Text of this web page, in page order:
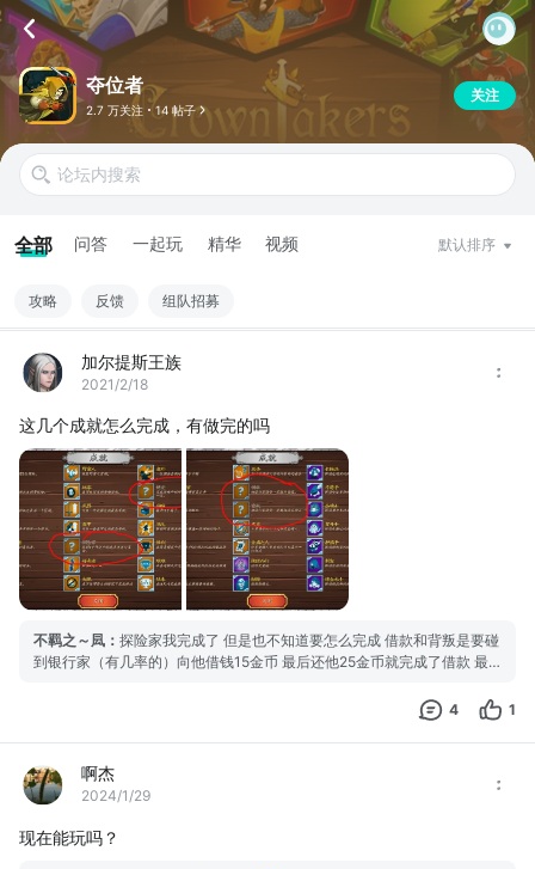
夺位者
2.7 万关注 14 帖子
关注
全部 问答 一起玩 精华 视频 默认排序
攻略 反馈 组队招募
加尔提斯王族
2021/2/18
这几个成就怎么完成，有做完的吗
不羁之～凨 ： 探险家我完成了 但是也不知道要怎么完成 借款和背叛是要碰
到银行家（有几率的）向他借钱15金币 最后还他25金币就完成了借款 最
4
1
啊杰
2024/1/29
现在能玩吗？